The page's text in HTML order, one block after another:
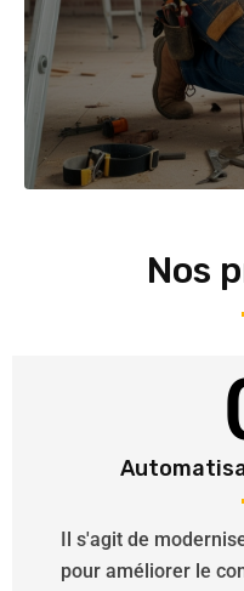
Nos
Il s'agit de
pour améliorer le